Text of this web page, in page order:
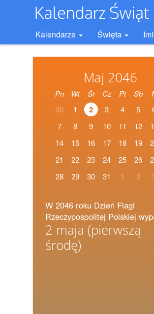
Kalendarze Święta
Maj 2046
Pn Wt Śr Cz Pt Sb
30
1 2 3 4 5
7
8 9 10 11 12
14
15 16 17 18 19
21
22 23 24 25 26
28
29 30 31 1 2
W 2046 roku Dzień Flagi
Rzeczypospolitej Polskiej
2 maja (pierwszą
środę)